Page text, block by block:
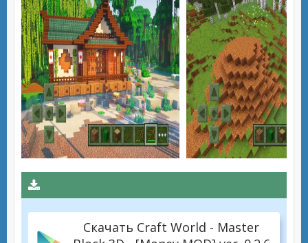
Скачать Craft World - Master